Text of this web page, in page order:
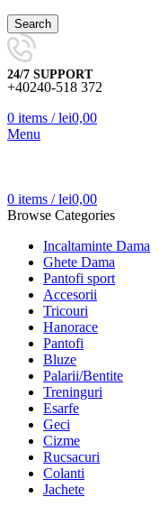
Search
24/7 SUPPORT
+40240-518 372
0 items / lei0,00
Menu
0 items / lei0,00
Browse Categories
Incaltaminte Dama
Ghete Dama
Pantofi sport
Accesorii
Tricouri
Hanorace
Pantofi
Bluze
Palarii/Bentite
Treninguri
Esarfe
Geci
Cizme
Rucsacuri
Colanti
Jachete